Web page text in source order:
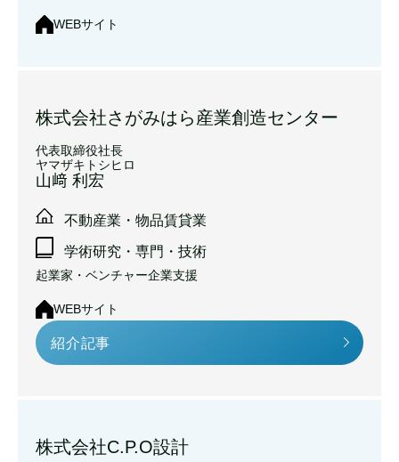
WEBサイト
株式会社さがみはら産業創造センター
代表取締役社長
ヤマザキトシヒロ
山﨑 利宏
不動産業・物品賃貸業
学術研究・専門・技術
起業家・ベンチャー企業支援
WEBサイト
紹介記事
株式会社C.P.O設計